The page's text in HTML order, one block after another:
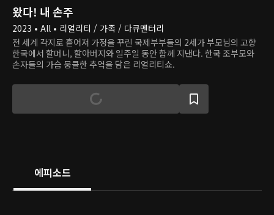
왔다! 내 손주
2023 • All • 리얼리티 / 가족 / 다큐멘터리
전 세계 각지로 흩어져 가정을 꾸린 국제부부들의 2세가 부모님의 고향
한국에서 할머니, 할아버지와 일주일 동안 함께 지낸다. 한국 조부모와
손자들의 가슴 뭉클한 추억을 담은 리얼리티쇼.
에피소드